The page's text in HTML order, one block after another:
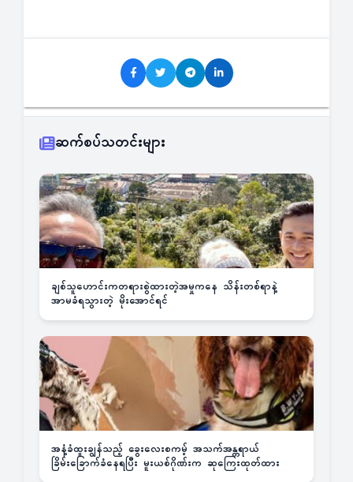
ဆက်စပ်သတင်းများ
ချစ်သူဟောင်းကတရားစွဲထားတဲ့အမှုကနေ သိန်းတစ်ရာနဲ့
အာမခံရသွားတဲ့ မိုးအောင်ရင်
အနံ့ခံထူးချွန်သည့် ခွေးလေးစကမ့် အသက်အန္တရာယ်
ခြိမ်းခြောက်ခံနေရပြီး မူးယစ်ဂိုဏ်းက ဆုကြေးထုတ်ထား